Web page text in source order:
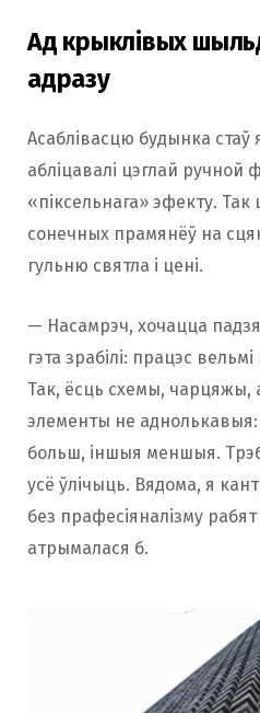
Ад крыклівых
адразу
Асаблівасцю будынка стаў
абліцавалі цэглай ручной
«піксельнага» эфекту. Так
сонечных прамянёў на
гульню святла і цені.
— Насамрэч, хочацца
гэта зрабілі: працэс
Так, ёсць схемы, чарцяжы,
элементы не
больш, іншыя меншыя.
усё ўлічыць. Вядома, я
без прафесіяналізму
атрымалася б.